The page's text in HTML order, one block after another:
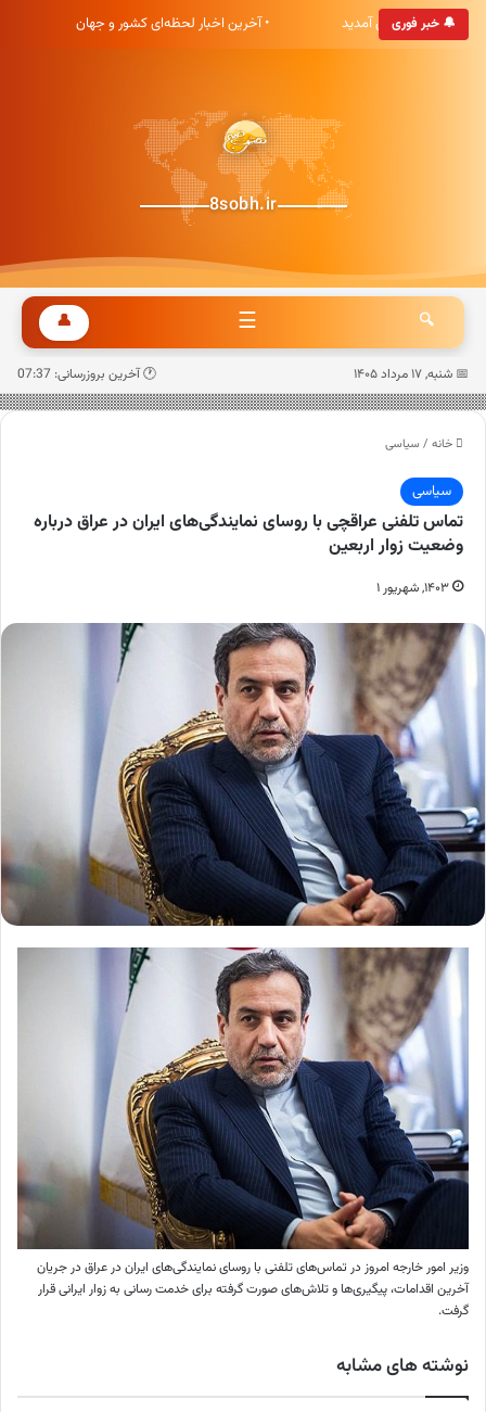
🔔 خبر فوری
هشت صبح خوش آمدید • آخرین اخبار لحظه‌ای کشور و جهان
8sobh.ir
🔍
☰
👤
📅 شنبه, ۱۷ مرداد ۱۴۰۵ 🕐 آخرین بروزرسانی: 07:37
خانه / سیاسی
سیاسی
تماس تلفنی عراقچی با روسای نمایندگی‌های ایران در عراق درباره
وضعیت زوار اربعین
۱۴۰۳, شهریور ۱
وزیر امور خارجه امروز در تماس‌های تلفنی با روسای نمایندگی‌های ایران در عراق در جریان
آخرین اقدامات، پیگیری‌ها و تلاش‌های صورت گرفته برای خدمت رسانی به زوار ایرانی قرار
گرفت.
نوشته های مشابه